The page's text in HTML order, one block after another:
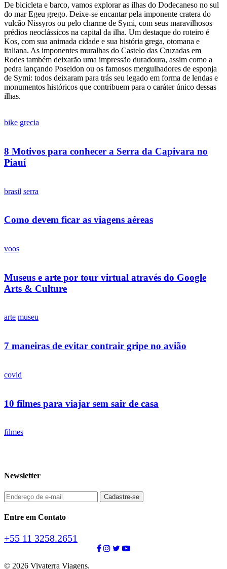
De bicicleta e barco, vamos explorar as ilhas do Dodecaneso no sul
do mar Egeu grego. Deixe-se encantar pela imponente cratera do
vulcão Nissyros ou pelo charme de Symi, com seus maravilhosos
prédios neoclássicos na capital da ilha. Um destaque do roteiro é
Kos, com sua animada cidade e sua história grega, otomana e
italiana. As imponentes muralhas do Castelo das Cruzadas em
Rodes também deixarão uma impressão duradoura, assim como a
pedra lançando Poseidon ou os famosos mergulhadores de esponja
de Symi: todos deixaram para trás seu legado em forma de lendas e
monumentos históricos que contribuem para o caráter único dessas
ilhas.
bike grecia
8 Motivos para conhecer a Serra da Capivara no
Piauí
brasil serra
Como devem ficar as viagens aéreas
voos
Museus e arte por tour virtual através do Google
Arts & Culture
arte museu
7 maneiras de evitar contrair gripe no avião
covid
10 filmes para viajar sem sair de casa
filmes
Newsletter
Entre em Contato
+55 11 3258.2651
© 2026 Vivaterra Viagens.